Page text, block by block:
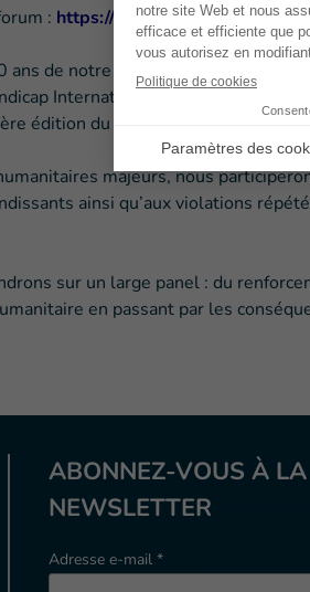
: https://
ans de notre Association et les 25
International auprès de
édition du Forum humanitaire
majeurs, nous
ainsi qu’aux violations
sur un large panel : du
en passant par les
ABONNEZ-VOUS À LA
NEWSLETTER
Adresse e-mail *